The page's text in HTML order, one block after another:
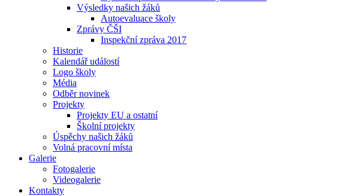
Výsledky našich žáků
Autoevaluace školy
Zprávy ČŠI
Inspekční zpráva 2017
Historie
Kalendář událostí
Logo školy
Média
Odběr novinek
Projekty
Projekty EU a ostatní
Školní projekty
Úspěchy našich žáků
Volná pracovní místa
Galerie
Fotogalerie
Videogalerie
Kontakty